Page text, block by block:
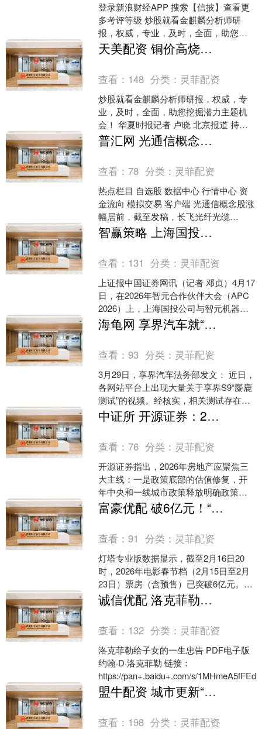
登录新浪财经APP 搜索【信披】查看更
多考评等级 炒股就看金麒麟分析师研
报，权威，专业，及时，全面，助您挖
掘潜力主题机会！ 来源：野马财经 作者
| 姚悦 编辑....
天美配资 铜价高烧与价格战夹击，格力去年营收净利双降近10％，2026空调“内卷”向何方
查看： 148 分类： 灵菲配资
炒股就看金麒麟分析师研报，权威，专
业，及时，全面，助您挖掘潜力主题机
会！ 华夏时报记者 卢晓 北京报道 持续
上涨的铜价和激烈的价格战，在2025年
给予空调行业双....
普汇网 光通信概念股涨幅居前 长飞光纤光缆涨超9%鸿腾精密涨超8%
查看：78 分类： 灵菲配资
热点栏目 自选股 数据中心 行情中心 资
金流向 模拟交易 客户端 光通信概念股涨
幅居前，截至发稿，长飞光纤光缆
（06869）上涨9.26%，报240.80港
元；....
智赢策略 上海国投公司与智元机器人启动“元苼计划” 智元计划5年投入20亿元
查看： 131 分类： 灵菲配资
上证报中国证券网讯（记者 邓贞）4月17
日，在2026年智元合作伙伴大会（APC
2026）上，上海国投公司与智元机器人
正式启动“元苼计划”。智元机器人创始人
邓....
海龟网 享界汽车就“S9‘麋鹿测试’视频”发布声明：经核实，相关测试存在恶意、刻意操控行为
查看：93 分类： 灵菲配资
3月29日，享界汽车法务部发文： 近日，
各网站平台上出现大量关于享界S9“麋鹿
测试”的视频。经核实，相关测试存在恶
意、刻意操控行为，并非专业机构按照
国家标准开展....
中证所 开源证券：2026年房地产应聚焦三大主线
查看：76 分类： 灵菲配资
开源证券指出，2026年房地产应聚焦三
大主线：一是政策底部的估值修复，开
年中央和一线城市政策释放明确政策转
向信号，新开工和拿地回撤预示供给端
出清加速；二是布局“....
富豪优配 破6亿元！“最长电影春节档”谁能胜出？
查看：91 分类： 灵菲配资
灯塔专业版数据显示，截至2月16日20
时，2026年电影春节档（2月15日至2月
23日）票房（含预售）已突破6亿元。
《飞驰人生3》《惊蛰无声》《镖人：风
起大漠....
诚信优配 洛克菲勒给子女的一生忠告 约翰·D·洛克菲勒 PDF电子版
查看： 132 分类： 灵菲配资
洛克菲勒给子女的一生忠告 PDF电子版
约翰·D·洛克菲勒 链接：
https://pan+.baidu+.com/s/
盟牛配资 城市更新“施工图”明确 房企加速转向存量运营
查看： 198 分类： 灵菲配资